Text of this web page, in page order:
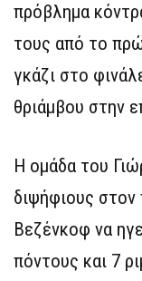
πρόβλημα
τους από το
γκάζι στο
θριάμβου στην
Η ομάδα του
διψήφιους
Βεζένκοφ να
πόντους και 7